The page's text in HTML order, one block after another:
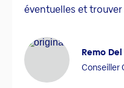
éventuelles et
Remo
Conseiller